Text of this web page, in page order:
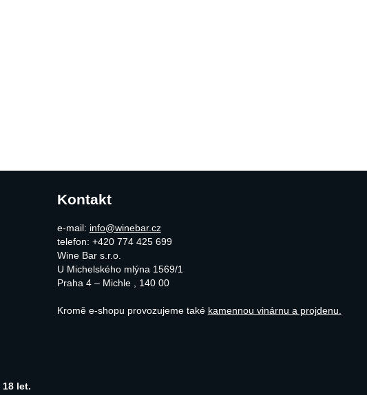
Kontakt
e-mail: info@winebar.cz
telefon: +420 774 425 699
Wine Bar s.r.o.
U Michelského mlýna 1569/1
Praha 4 – Michle
140 00
Kromě e-shopu provozujeme také kamennou vinárnu a projdenu.
18 let.